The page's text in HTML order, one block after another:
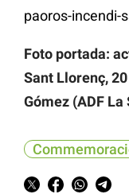
paoros-incendi-
Foto portada:
Sant Llorenç,
Gómez (ADF